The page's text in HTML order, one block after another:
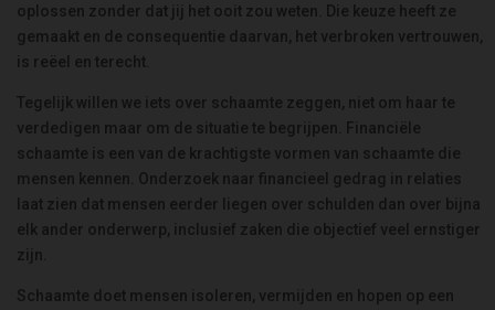
oplossen zonder dat jij het ooit zou weten. Die keuze heeft ze
gemaakt en de consequentie daarvan, het verbroken vertrouwen,
is reëel en terecht.
Tegelijk willen we iets over schaamte zeggen, niet om haar te
verdedigen maar om de situatie te begrijpen. Financiële
schaamte is een van de krachtigste vormen van schaamte die
mensen kennen. Onderzoek naar financieel gedrag in relaties
laat zien dat mensen eerder liegen over schulden dan over bijna
elk ander onderwerp, inclusief zaken die objectief veel ernstiger
zijn.
Schaamte doet mensen isoleren, vermijden en hopen op een